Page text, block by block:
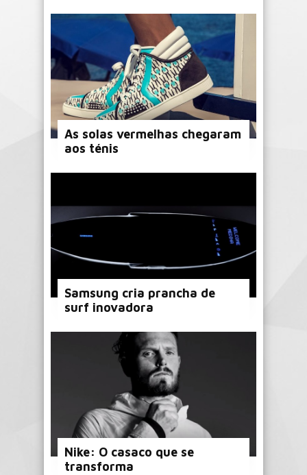
As solas vermelhas chegaram
aos ténis
Samsung cria prancha de
surf inovadora
Nike: O casaco que se
transforma